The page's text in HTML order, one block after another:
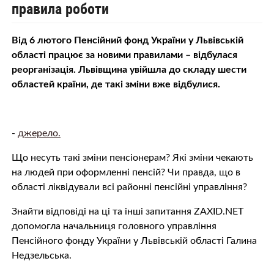
правила роботи
Від 6 лютого Пенсійний фонд України у Львівській
області працює за новими правилами – відбулася
реорганізація. Львівщина увійшла до складу шести
областей країни, де такі зміни вже відбулися.
- джерело.
Що несуть такі зміни пенсіонерам? Які зміни чекають
на людей при оформленні пенсій? Чи правда, що в
області ліквідували всі районні пенсійні управління?
Знайти відповіді на ці та інші запитання ZAXID.NET
допомогла начальниця головного управління
Пенсійного фонду України у Львівській області Галина
Недзельська.